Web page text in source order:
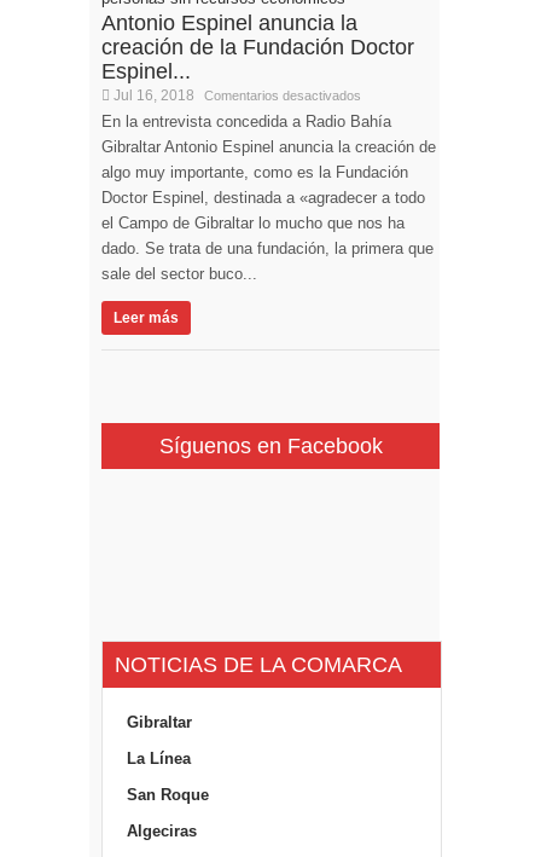
Antonio Espinel anuncia la
creación de la Fundación Doctor
Espinel...
Jul 16, 2018 Comentarios desactivados
En la entrevista concedida a Radio Bahía
Gibraltar Antonio Espinel anuncia la creación de
algo muy importante, como es la Fundación
Doctor Espinel, destinada a «agradecer a todo
el Campo de Gibraltar lo mucho que nos ha
dado. Se trata de una fundación, la primera que
sale del sector buco...
Leer más
Síguenos en Facebook
NOTICIAS DE LA COMARCA
Gibraltar
La Línea
San Roque
Algeciras